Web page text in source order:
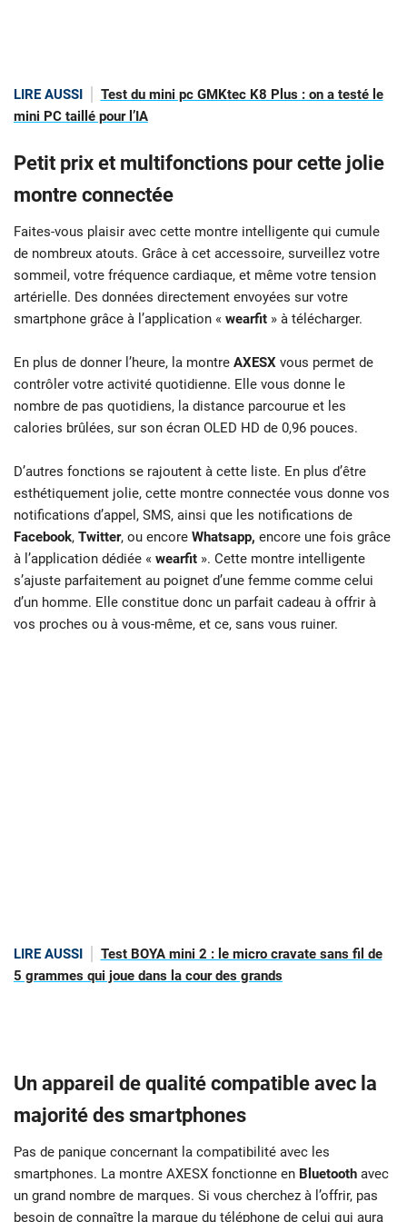
LIRE AUSSI
Test du mini pc GMKtec K8 Plus : on a testé le
mini PC taillé pour l’IA
Petit prix et multifonctions pour cette jolie
montre connectée
Faites-vous plaisir avec cette montre intelligente qui cumule
de nombreux atouts. Grâce à cet accessoire, surveillez votre
sommeil, votre fréquence cardiaque, et même votre tension
artérielle. Des données directement envoyées sur votre
smartphone grâce à l’application « wearfit » à télécharger.
En plus de donner l’heure, la montre AXESX vous permet de
contrôler votre activité quotidienne. Elle vous donne le
nombre de pas quotidiens, la distance parcourue et les
calories brûlées, sur son écran OLED HD de 0,96 pouces.
D’autres fonctions se rajoutent à cette liste. En plus d’être
esthétiquement jolie, cette montre connectée vous donne vos
notifications d’appel, SMS, ainsi que les notifications de
Facebook, Twitter, ou encore Whatsapp, encore une fois grâce
à l’application dédiée « wearfit ». Cette montre intelligente
s’ajuste parfaitement au poignet d’une femme comme celui
d’un homme. Elle constitue donc un parfait cadeau à offrir à
vos proches ou à vous-même, et ce, sans vous ruiner.
LIRE AUSSI
Test BOYA mini 2 : le micro cravate sans fil de
5 grammes qui joue dans la cour des grands
Un appareil de qualité compatible avec la
majorité des smartphones
Pas de panique concernant la compatibilité avec les
smartphones. La montre AXESX fonctionne en Bluetooth avec
un grand nombre de marques. Si vous cherchez à l’offrir, pas
besoin de connaître la marque du téléphone de celui qui aura